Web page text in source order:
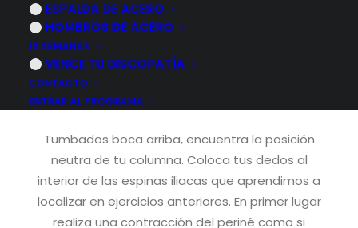
ESPALDA DE ACERO
HOMBROS DE ACERO
16 SEMANAS
VENCE TU DISCOPATÍA
CONTACTO
ENTRAR AL PROGRAMA
Activación transverso y suelo pélvico
tumbado boca arriba
Tumbados boca arriba, encuentra la posición
neutra de tu columna. Coloca tus dedos al
interior de las espinas iliacas que aprendimos a
localizar en ejercicios anteriores. En primer lugar
realiza una contracción del periné como si